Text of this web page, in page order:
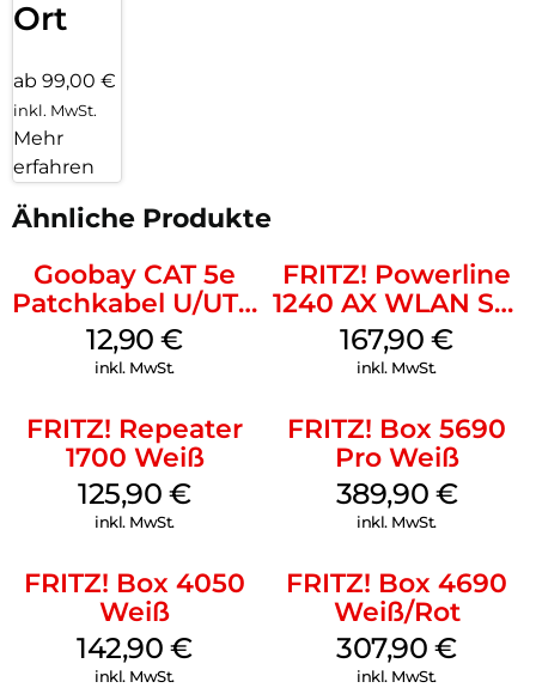
Mit FRITZ!App WLAN den besten Standort für den Repeater
Ort
ab 99,00 €
inkl. MwSt.
Mehr
erfahren
Ähnliche Produkte
Goobay CAT 5e
Patchkabel U/UTP
Grau
12,90€
inkl. MwSt.
FRITZ! Powerline
1240 AX WLAN Set
Weiß
167,90€
inkl. MwSt.
FRITZ! Repeater
1700 Weiß
125,90€
inkl. MwSt.
FRITZ! Box 5690
Pro Weiß
389,90 €
inkl. MwSt.
FRITZ! Box 4050
Weiß
142,90€
inkl. MwSt.
FRITZ! Box 4690
Weiß/Rot
307,90€
inkl. MwSt.